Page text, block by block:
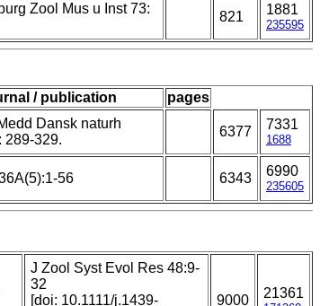
Zool Mus u Inst 73:
821 1881
235595
/ publication
pages
Dansk naturh
289-329.
6377 7331
1688
56 6343 6990
235605
J Zool Syst Evol Res 48:9-
32
[doi: 10.1111/j.1439-
9000 21361